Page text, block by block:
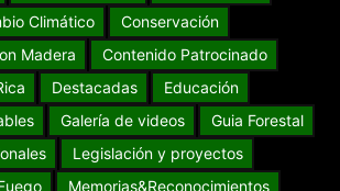
Climático
Conservación
Madera
Contenido Patrocinado
Destacadas
Educación
Galería de videos
Guia Forestal
Legislación y proyectos
Memorias&Reconocimientos